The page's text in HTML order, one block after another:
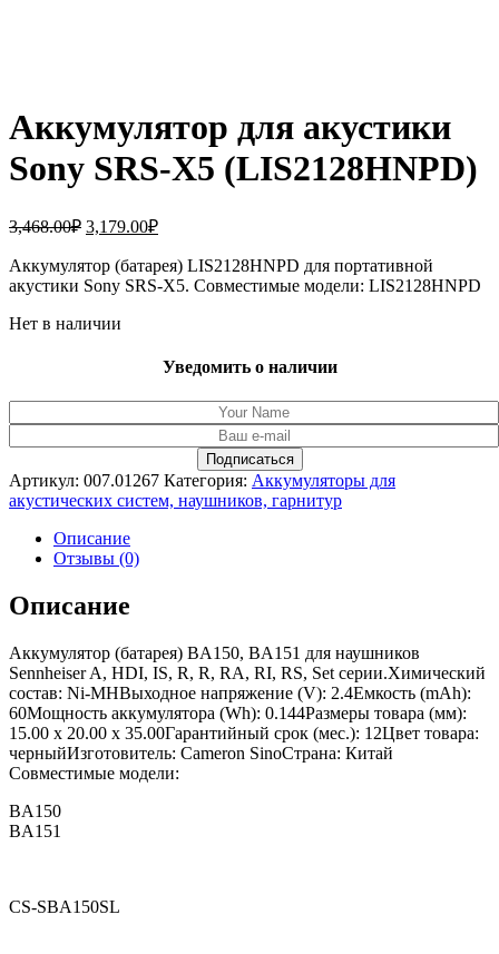
Аккумулятор для акустики
Sony SRS-X5 (LIS2128HNPD)
3,468.00₽ Первоначальная
составляла
3,468.00₽.
3,179.00₽Текущая
3,179.00₽.
Аккумулятор (батарея) LIS2128HNPD для портативной
акустики Sony SRS-X5. Совместимые модели: LIS2128HNPD
Нет в наличии
Уведомить о наличии
Артикул: 007.01267 Категория: Аккумуляторы для
акустических систем, наушников, гарнитур
Описание
Отзывы (0)
Описание
Аккумулятор (батарея) BA150, BA151 для наушников
Sennheiser A, HDI, IS, R, R, RA, RI, RS, Set серии.Химический
состав: Ni-MHВыходное напряжение (V): 2.4Емкость (mAh):
60Мощность аккумулятора (Wh): 0.144Размеры товара (мм):
15.00 x 20.00 x 35.00Гарантийный срок (мес.): 12Цвет товара:
черныйИзготовитель: Cameron SinoСтрана: Китай
Совместимые модели:
BA150
BA151
CS-SBA150SL